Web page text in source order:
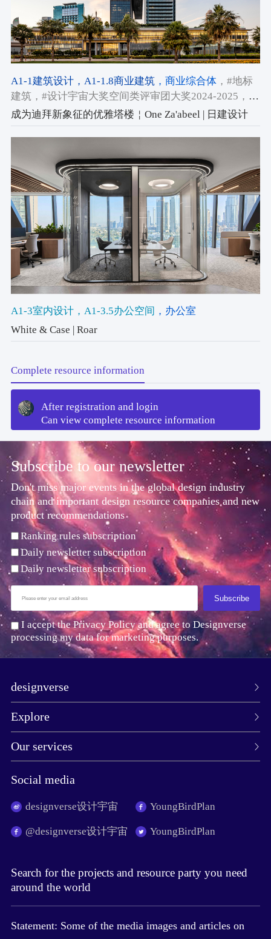
A1-1建筑设计，A1-1.8商业建筑，商业综合体，#地标
建筑 ，#设计宇宙大奖空间类评审团大奖2024-2025 ，
#2024-2025获奖作品
成为迪拜新象征的优雅塔楼￤One Za'abeel | 日建设计
A1-3室内设计，A1-3.5办公空间 ，办公室
White & Case | Roar
Complete resource information
After registration and login
Can view complete resource information
Subscribe to our newsletter
Don't miss major events in the global design industry
chain and important design resource companies and new
product recommendations
Ranking rules subscription
Daily newsletter subscription
Daily newsletter subscription
Subscribe
I accept the Privacy Policy and agree to Designverse
processing my data for marketing purposes.
designverse
Explore
Our services
Social media
designverse设计宇宙
@designverse设计宇宙
YoungBirdPlan
YoungBirdPlan
Search for the projects and resource party you need
around the world
Statement: Some of the media images and articles on